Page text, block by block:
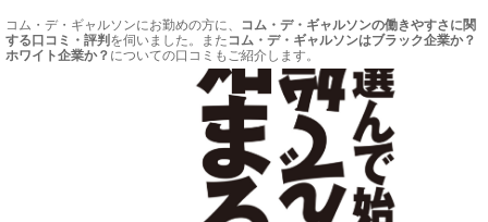
コム・デ・ギャルソンにお勤めの方に、
コム・デ・ギャルソンの働きやすさに関
する口コミ・評判 を伺いました。また コム・デ・ギャルソンはブラック企業か？
ホワイト企業か？ についての口コミもご紹介します。